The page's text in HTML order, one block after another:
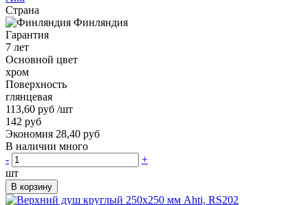
Страна
Финляндия
Гарантия
7 лет
Основной цвет
хром
Поверхность
глянцевая
113,60 руб /шт
142 руб
Экономия 28,40 руб
В наличии много
-
+
шт
В корзину